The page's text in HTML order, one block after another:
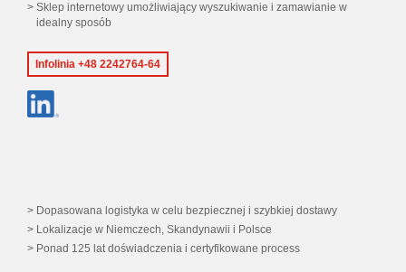
Sklep internetowy umożliwiający wyszukiwanie i zamawianie w
idealny sposób
Infolinia +48 2242764-64
Dopasowana logistyka w celu bezpiecznej i szybkiej dostawy
Lokalizacje w Niemczech, Skandynawii i Polsce
Ponad 125 lat doświadczenia i certyfikowane process